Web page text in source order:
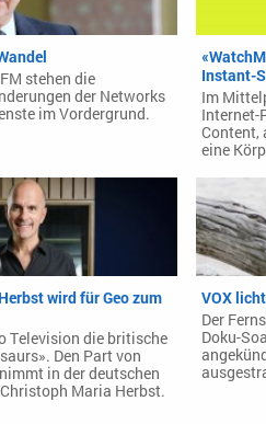
stehen die
der Networks
im Vordergrund.
Instant-
Im
Internet-
Content,
eine
wird für Geo zum
Television die britische
Den Part von
in der deutschen
Maria Herbst.
VOX
Der
Doku-